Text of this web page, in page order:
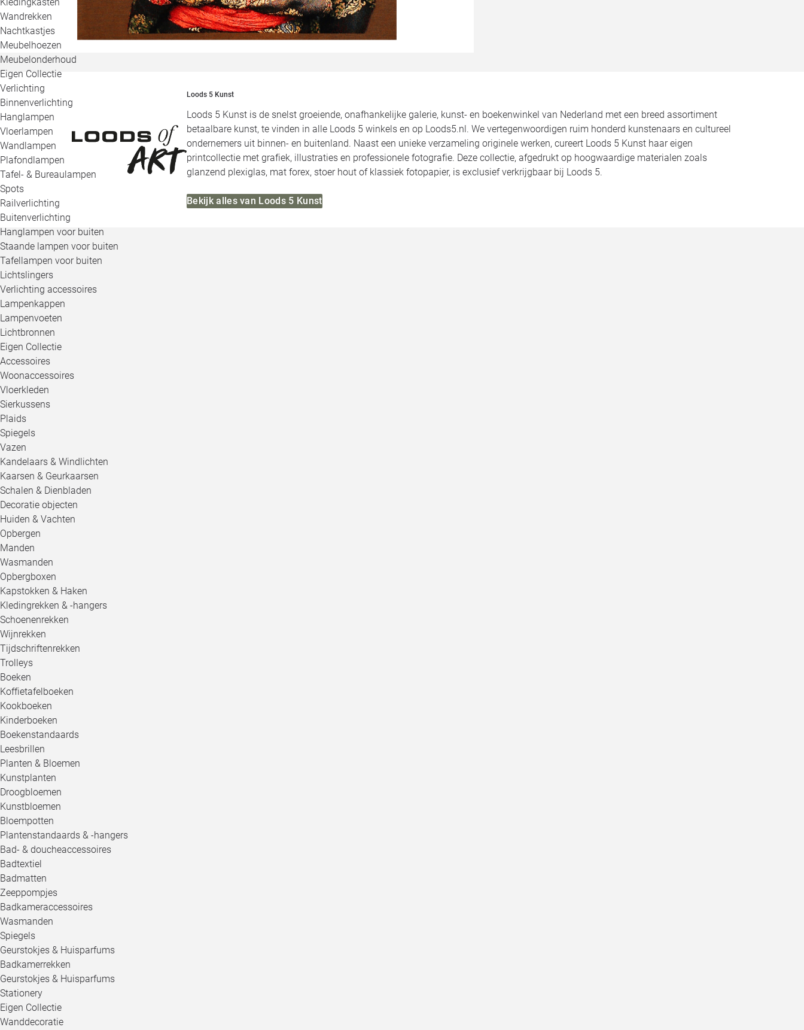
Wandrekken
Nachtkastjes
Meubelhoezen
Meubelonderhoud
Eigen Collectie
Verlichting
Binnenverlichting
Hanglampen
Vloerlampen
Wandlampen
Plafondlampen
Tafel- & Bureaulampen
Spots
Railverlichting
Buitenverlichting
Hanglampen voor buiten
Staande lampen voor buiten
Tafellampen voor buiten
Lichtslingers
Verlichting accessoires
Lampenkappen
Lampenvoeten
Lichtbronnen
Eigen Collectie
Accessoires
Woonaccessoires
Vloerkleden
Sierkussens
Plaids
Spiegels
Vazen
Kandelaars & Windlichten
Kaarsen & Geurkaarsen
Schalen & Dienbladen
Decoratie objecten
Huiden & Vachten
Opbergen
Manden
Wasmanden
Opbergboxen
Kapstokken & Haken
Kledingrekken & -hangers
Schoenenrekken
Wijnrekken
Tijdschriftenrekken
Trolleys
Boeken
Koffietafelboeken
Kookboeken
Kinderboeken
Boekenstandaards
Leesbrillen
Planten & Bloemen
Kunstplanten
Droogbloemen
Kunstbloemen
Bloempotten
Plantenstandaards & -hangers
Bad- & doucheaccessoires
Badtextiel
Badmatten
Zeeppompjes
Badkameraccessoires
Wasmanden
Spiegels
Geurstokjes & Huisparfums
Badkamerrekken
Geurstokjes & Huisparfums
Stationery
Eigen Collectie
Wanddecoratie
Loods 5 Kunst
Loods 5 Kunst is de snelst groeiende, onafhankelijke galerie, kunst- en boekenwinkel van Nederland met een breed assortiment
betaalbare kunst, te vinden in alle Loods 5 winkels en op Loods5.nl. We vertegenwoordigen ruim honderd kunstenaars en cultureel
ondernemers uit binnen- en buitenland. Naast een unieke verzameling originele werken, cureert Loods 5 Kunst haar eigen
printcollectie met grafiek, illustraties en professionele fotografie. Deze collectie, afgedrukt op hoogwaardige materialen zoals
glanzend plexiglas, mat forex, stoer hout of klassiek fotopapier, is exclusief verkrijgbaar bij Loods 5.
Bekijk alles van Loods 5 Kunst